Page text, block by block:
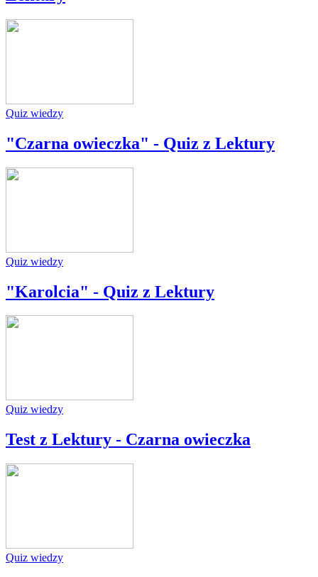
Quiz wiedzy
"Czarna owieczka" - Quiz z Lektury
Quiz wiedzy
"Karolcia" - Quiz z Lektury
Quiz wiedzy
Test z Lektury - Czarna owieczka
Quiz wiedzy